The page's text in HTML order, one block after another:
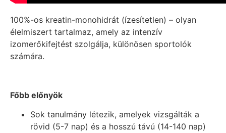
100%-os kreatin-monohidrát (ízesítetlen) – olyan
élelmiszert tartalmaz, amely az intenzív
izomerőkifejtést szolgálja, különösen sportolók
számára.
Főbb előnyök
Sok tanulmány létezik, amelyek vizsgálták a
rövid (5-7 nap) és a hosszú távú (14-140 nap)